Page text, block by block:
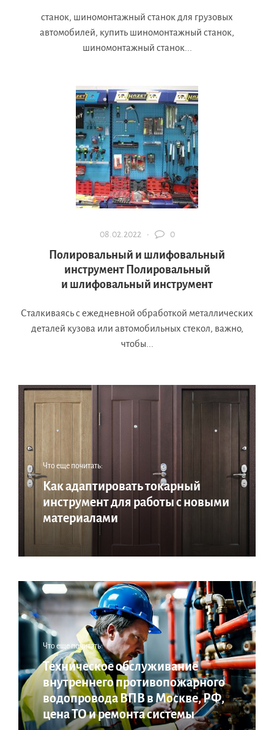
станок, шиномонтажный станок для грузовых
автомобилей, купить шиномонтажный станок,
шиномонтажный станок...
08.02.2022 · 0
Полировальный и шлифовальный
инструмент Полировальный
и шлифовальный инструмент
Сталкиваясь с ежедневной обработкой металлических
деталей кузова или автомобильных стекол, важно,
чтобы...
Что еще почитать:
Как адаптировать токарный
инструмент для работы с новыми
материалами
Что еще почитать:
Техническое обслуживание
внутреннего противопожарного
водопровода ВПВ в Москве, РФ,
цена ТО и ремонта системы